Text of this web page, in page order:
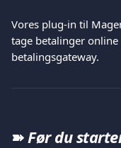
Vores plug-in til
tage betalinger
betalingsgateway.
➽ Før du